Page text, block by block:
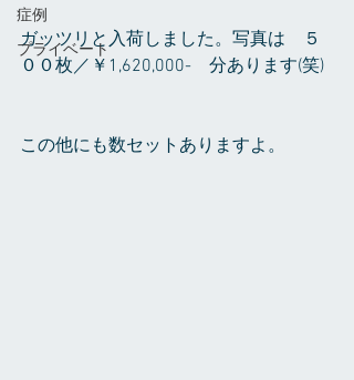
症例
プライベート
ガッツリと入荷しました。写真は　５
００枚／￥1,620,000-　分あります(笑)
この他にも数セットありますよ。